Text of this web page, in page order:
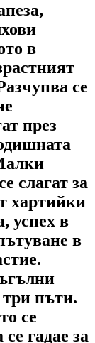
в
се
през
слагат за
хартийки
успех в
в
три пъти.
се
гадае за